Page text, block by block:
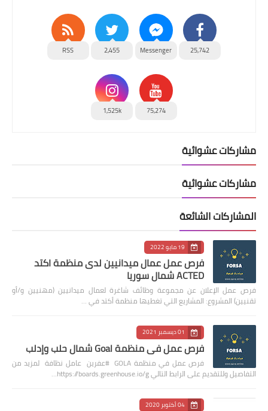
25,742
Messenger
2,455
RSS
75,274
1,525k
مشاركات عشوائية
مشاركات عشوائية
المشاركات الشائعة
19 مايو 2022
فرص عمل عمال ميدانيين لدى منظمة اكتد
ACTED شمال سوريا
فرص عمل الإعلان عن مجموعة وظائف شاغرة لعمال ميدانيين (مهنيين و/أو
تقنيين) المشروع: المشاريع التي تغطيها منظمة أكتد في …
01 ديسمبر 2021
فرص عمل في منظمة Goal شمال حلب وإدلب
فرص عمل في منظمة GOLA #عفرين عامل نظافة لمزيد من
التفاصيل وللتقديم على الرابط التالي https://boards.greenhouse.io/g…
04 أكتوبر 2020